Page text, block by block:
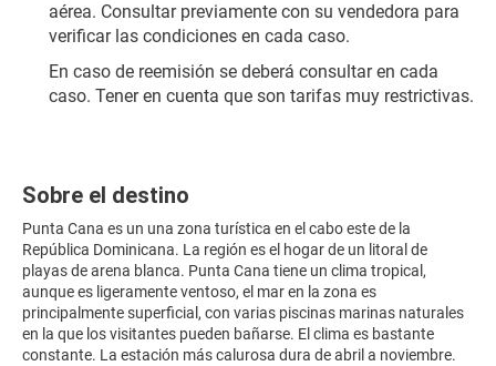
aérea. Consultar previamente con su vendedora para
verificar las condiciones​ en cada caso.
En caso de reemisión se deberá consultar en cada
caso. Tener en cuenta que son tarifas muy restrictivas.
Sobre el destino
Punta Cana es un una zona turística en el cabo este de la
República Dominicana. La región es el hogar de un litoral de
playas de arena blanca. Punta Cana tiene un clima tropical,
aunque es ligeramente ventoso, el mar en la zona es
principalmente superficial, con varias piscinas marinas naturales
en la que los visitantes pueden bañarse. El clima es bastante
constante. La estación más calurosa dura de abril a noviembre.